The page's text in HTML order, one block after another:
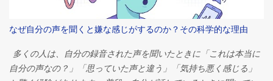
するとされていた。 ファラオにとって、その利害関係はさらに大
きかった。 エジプトの支配者は、単なる政治指導者ではなかっ
た。彼らは神々の仲介者、神と人類の仲介者とみなされていた。
生前は宇宙の秩序を維持し、死後は神々の元へ行き、霊界からエ
ジプトを守り続けると信じられていた。 この信仰は、途方もない
の起源、世界を支配していると非難されることが多い組織、これ
らの理論がなぜこれほど容易に広まるのか、そして今日の相互に
つながり合ったグローバルシステムにおいて真の影響力とはどの
ようなものなのかを探ります。 秘密結社の古代における起源 秘密
結社は架空の存在ではない。 歴史を通じて、数多くの組織が密室
なぜ自分の声を聞くと嫌な感じがするのか？その科学的な理由
多くの人は、自分の録音された声を聞いたときに「これは本当に
自分の声なの？」「思っていた声と違う」「気持ち悪く感じる」